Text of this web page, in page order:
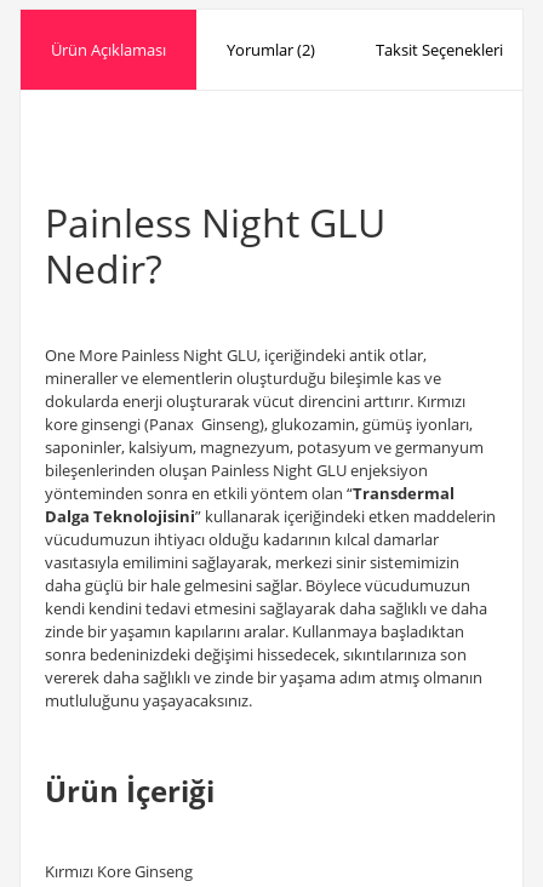
Ürün Açıklaması Yorumlar (2) Taksit Seçenekleri
Painless Night GLU
Nedir?
One More Painless Night GLU, içeriğindeki antik otlar,
mineraller ve elementlerin oluşturduğu bileşimle kas ve
dokularda enerji oluşturarak vücut direncini arttırır. Kırmızı
kore ginsengi (Panax Ginseng), glukozamin, gümüş iyonları,
saponinler, kalsiyum, magnezyum, potasyum ve germanyum
bileşenlerinden oluşan Painless Night GLU enjeksiyon
yönteminden sonra en etkili yöntem olan “Transdermal
Dalga Teknolojisini” kullanarak içeriğindeki etken maddelerin
vücudumuzun ihtiyacı olduğu kadarının kılcal damarlar
vasıtasıyla emilimini sağlayarak, merkezi sinir sistemimizin
daha güçlü bir hale gelmesini sağlar. Böylece vücudumuzun
kendi kendini tedavi etmesini sağlayarak daha sağlıklı ve daha
zinde bir yaşamın kapılarını aralar. Kullanmaya başladıktan
sonra bedeninizdeki değişimi hissedecek, sıkıntılarınıza son
vererek daha sağlıklı ve zinde bir yaşama adım atmış olmanın
mutluluğunu yaşayacaksınız.
Ürün İçeriği
Kırmızı Kore Ginseng